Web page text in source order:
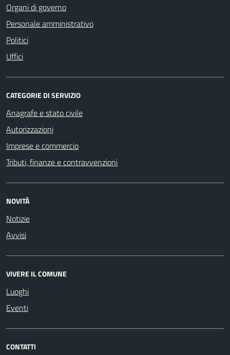
Organi di governo
Personale amministrativo
Politici
Uffici
CATEGORIE DI SERVIZIO
Anagrafe e stato civile
Autorizzazioni
Imprese e commercio
Tributi, finanze e contravvenzioni
NOVITÀ
Notizie
Avvisi
VIVERE IL COMUNE
Luoghi
Eventi
CONTATTI